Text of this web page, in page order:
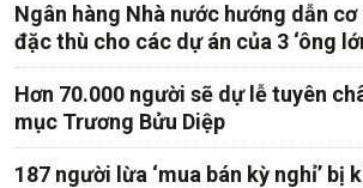
Ngân hàng Nhà nước hướng dẫn
đặc thù cho các dự án của 3 ‘ông
Hơn 70.000 người sẽ dự lễ tuyên
mục Trương Bửu Diệp
187 người lừa ‘mua bán kỳ nghỉ’ bị